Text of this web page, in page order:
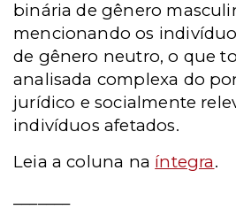
binária de gênero
mencionando os
de gênero neutro, o que
analisada complexa do
jurídico e socialmente
indivíduos afetados.
Leia a coluna na íntegra.